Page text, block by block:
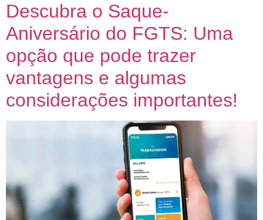
Descubra o Saque-
Aniversário do FGTS: Uma
opção que pode trazer
vantagens e algumas
considerações importantes!